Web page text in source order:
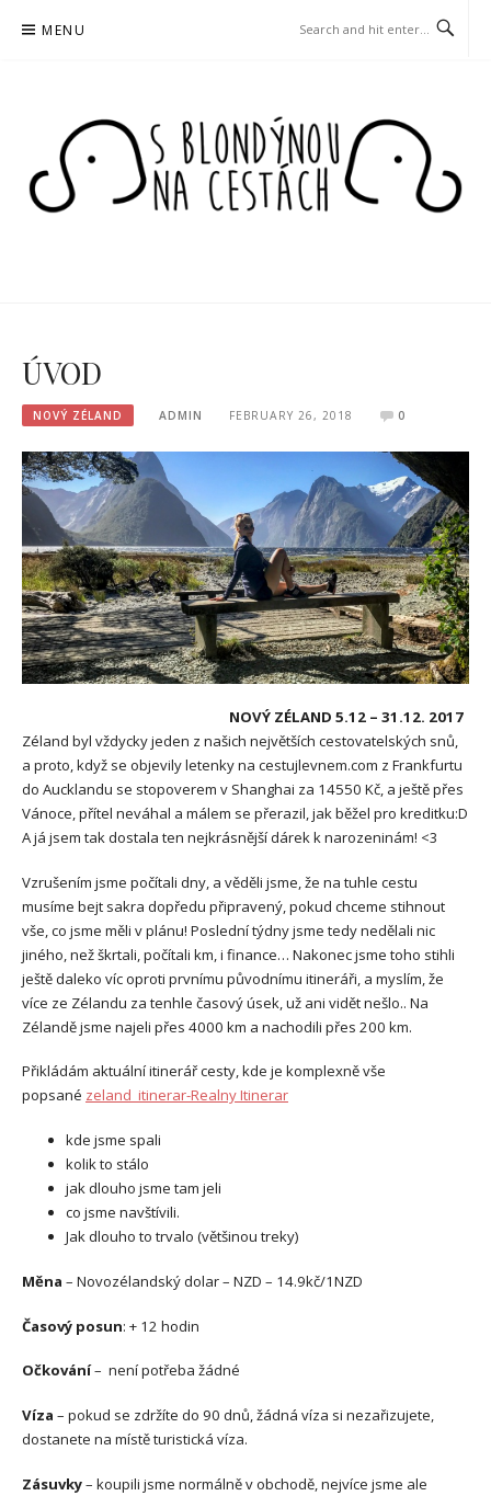
MENU
ÚVOD
NOVÝ ZÉLAND ADMIN FEBRUARY 26, 2018 0
NOVÝ ZÉLAND 5.12 – 31.12. 2017
Zéland byl vždycky jeden z našich největších cestovatelských snů,
a proto, když se objevily letenky na cestujlevnem.com z Frankfurtu
do Aucklandu se stopoverem v Shanghai za 14550 Kč, a ještě přes
Vánoce, přítel neváhal a málem se přerazil, jak běžel pro kreditku:D
A já jsem tak dostala ten nejkrásnější dárek k narozeninám! <3
Vzrušením jsme počítali dny, a věděli jsme, že na tuhle cestu
musíme bejt sakra dopředu připravený, pokud chceme stihnout
vše, co jsme měli v plánu! Poslední týdny jsme tedy nedělali nic
jiného, než škrtali, počítali km, i finance… Nakonec jsme toho stihli
ještě daleko víc oproti prvnímu původnímu itineráři, a myslím, že
více ze Zélandu za tenhle časový úsek, už ani vidět nešlo.. Na
Zélandě jsme najeli přes 4000 km a nachodili přes 200 km.
Přikládám aktuální itinerář cesty, kde je komplexně vše
popsané zeland_itinerar-Realny Itinerar
kde jsme spali
kolik to stálo
jak dlouho jsme tam jeli
co jsme navštívili.
Jak dlouho to trvalo (většinou treky)
Měna – Novozélandský dolar – NZD – 14.9kč/1NZD
Časový posun: + 12 hodin
Očkování– není potřeba žádné
Víza – pokud se zdržíte do 90 dnů, žádná víza si nezařizujete,
dostanete na místě turistická víza.
Zásuvky– koupili jsme normálně v obchodě, nejvíce jsme ale